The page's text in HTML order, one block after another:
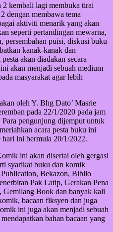
kembali lagi membuka tirai
dengan membawa tema
aktiviti menarik yang akan
seperti pertandingan mewarna,
persembahan puisi, diskusi buku
kanak-kanak dan
akan diadakan secara
akan menjadi sebuah medium
masyarakat agar lebih
oleh Y. Bhg Dato’ Masrie
pada 22/1/2020 pada jam
pengunjung dijemput untuk
acara pesta buku ini
hari ini bermula 20/1/2022.
ini akan disertai oleh gergasi
syarikat buku dan komik
Bekazon, Biblio
Pak Latip, Gerakan Pena
Book dan banyak kali
bacaan fiksyen dan juga
ini juga akan menjadi sebuah
bahan bacaan yang